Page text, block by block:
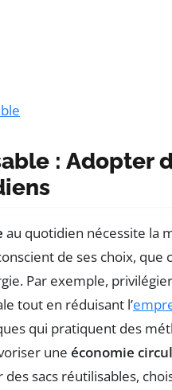
: Adopter
au quotidien nécessite la
de ses choix, que
Par exemple,
tout en réduisant l’
qui pratiquent des
une économie
des sacs réutilisables,